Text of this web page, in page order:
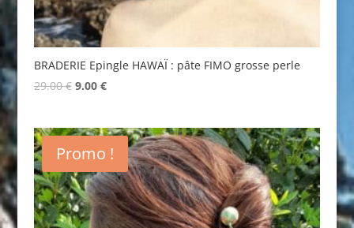
BRADERIE Epingle HAWAÏ : pâte FIMO grosse perle
29.00€ Original
29.00 €.
9.00 €Current
9.00 €.
Promo !